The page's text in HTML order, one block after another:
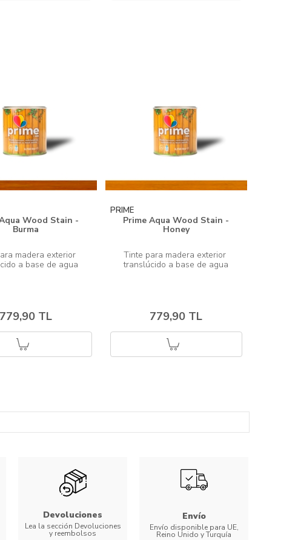
Wood Stain -
Burma
madera exterior
779,90 TL
PRIME
Prime Aqua Wood Stain -
Honey
Tinte para madera exterior
779,90 TL
Devoluciones
Lea la sección Devoluciones
y reembolsos
Envío
Envío disponible para UE,
Reino Unido y Turquía